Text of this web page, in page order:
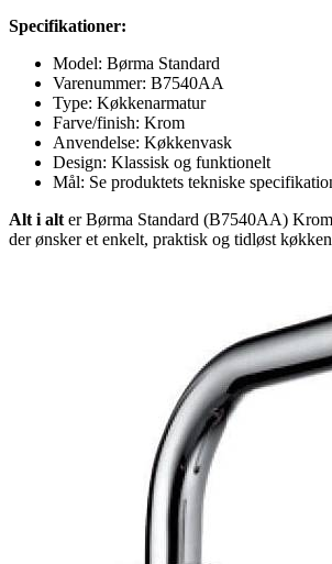
Specifikationer:
Model: Børma Standard
Varenummer: B7540AA
Type: Køkkenarmatur
Farve/finish: Krom
Anvendelse: Køkkenvask
Design: Klassisk og funktionelt
Mål: Se produktets tekniske
Alt i alt er Børma Standard (B7540AA)
der ønsker et enkelt, praktisk og tidløst